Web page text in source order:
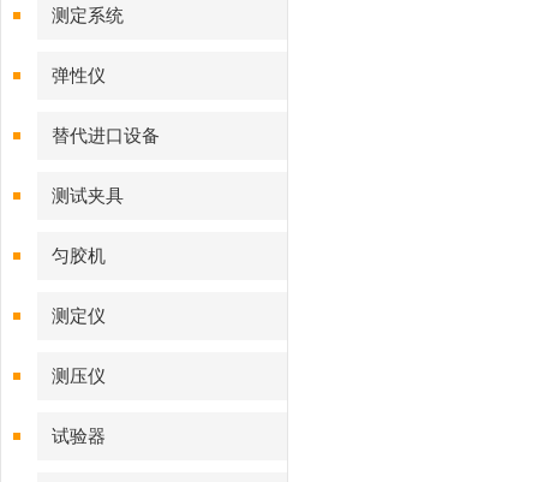
测定系统
弹性仪
替代进口设备
测试夹具
匀胶机
测定仪‌
测压仪
试验器